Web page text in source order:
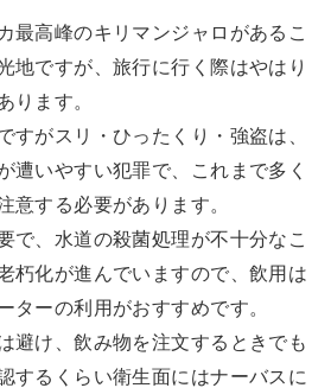
最高峰のキリマンジャロがあるこ
地ですが、旅行に行く際はやはり
ります。
すがスリ・ひったくり・強盗は、
遭いやすい犯罪で、これまで多く
意する必要があります。
で、水道の殺菌処理が不十分なこ
朽化が進んでいますので、飲用は
ターの利用がおすすめです。
避け、飲み物を注文するときでも
するくらい衛生面にはナーバスに